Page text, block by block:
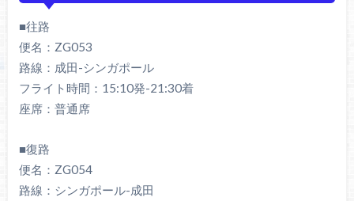
■往路
便名：ZG053
路線：成田-シンガポール
フライト時間：15:10発-21:30着
座席：普通席
■復路
便名：ZG054
路線：シンガポール-成田